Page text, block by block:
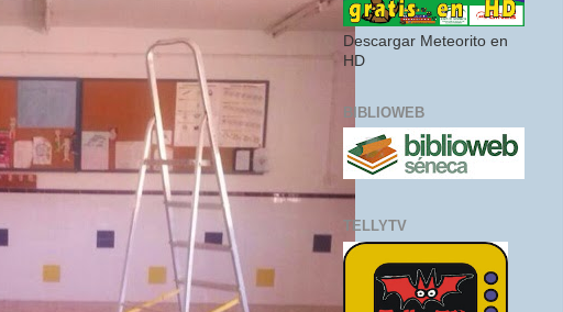
Descargar Meteorito en
HD
BIBLIOWEB
TELLYTV